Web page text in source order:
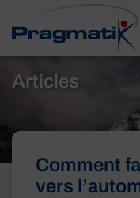
Articles
Comment
vers